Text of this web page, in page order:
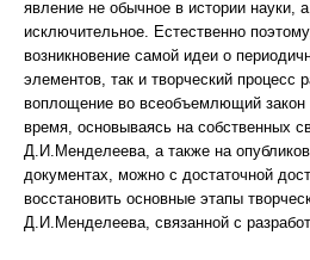
явление не обычное в истории науки,
исключительное. Естественно
возникновение самой идеи о
элементов, так и творческий процесс
воплощение во всеобъемлющий
время, основываясь на собственных
Д.И.Менделеева, а также на
документах, можно с достаточной
восстановить основные этапы
Д.И.Менделеева, связанной с